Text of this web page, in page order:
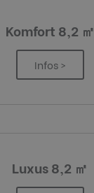
Komfort 8,2 ㎡
Infos >
Luxus 8,2 ㎡